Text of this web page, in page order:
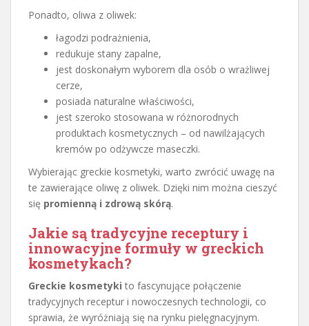
Ponadto, oliwa z oliwek:
łagodzi podrażnienia,
redukuje stany zapalne,
jest doskonałym wyborem dla osób o wrażliwej
cerze,
posiada naturalne właściwości,
jest szeroko stosowana w różnorodnych
produktach kosmetycznych – od nawilżających
kremów po odżywcze maseczki.
Wybierając greckie kosmetyki, warto zwrócić uwagę na
te zawierające oliwę z oliwek. Dzięki nim można cieszyć
się promienną i zdrową skórą.
Jakie są tradycyjne receptury i
innowacyjne formuły w greckich
kosmetykach?
Greckie kosmetyki to fascynujące połączenie
tradycyjnych receptur i nowoczesnych technologii, co
sprawia, że wyróżniają się na rynku pielęgnacyjnym.